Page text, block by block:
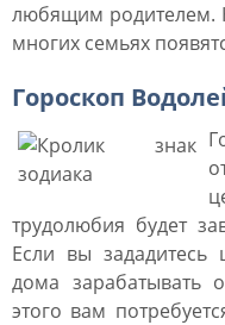
любящим родителем.
многих семьях
Гороскоп
трудолюбия будет
Если вы
дома зарабатывать
этого вам